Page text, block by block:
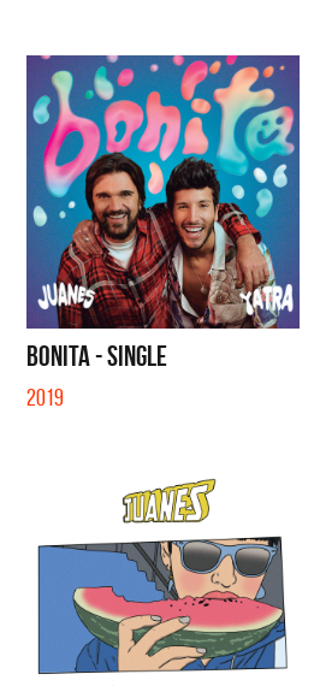
BONITA - SINGLE
2019